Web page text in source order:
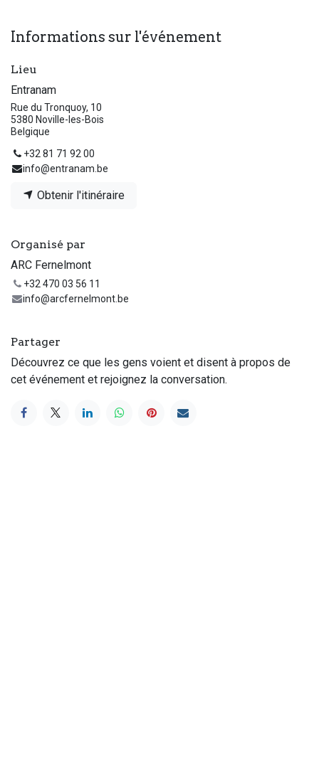
Informations sur l'événement
Lieu
Entranam
Rue du Tronquoy, 10
5380 Noville-les-Bois
Belgique
+32 81 71 92 00
info@entranam.be
Obtenir l'itinéraire
Organisé par
ARC Fernelmont
+32 470 03 56 11
info@arcfernelmont.be
Partager
Découvrez ce que les gens voient et disent à propos de
cet événement et rejoignez la conversation.